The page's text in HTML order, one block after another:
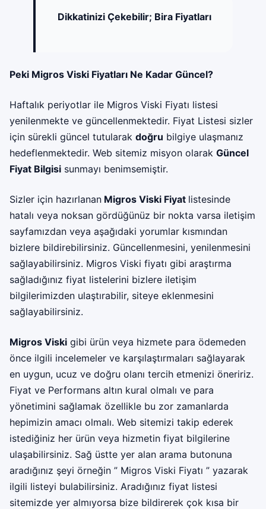
Dikkatinizi Çekebilir; Bira Fiyatları
Peki Migros Viski Fiyatları Ne Kadar Güncel?
Haftalık periyotlar ile Migros Viski Fiyatı listesi
yenilenmekte ve güncellenmektedir. Fiyat Listesi sizler
için sürekli güncel tutularak doğru bilgiye ulaşmanız
hedeflenmektedir. Web sitemiz misyon olarak Güncel
Fiyat Bilgisi sunmayı benimsemiştir.
Sizler için hazırlanan Migros Viski Fiyat listesinde
hatalı veya noksan gördüğünüz bir nokta varsa iletişim
sayfamızdan veya aşağıdaki yorumlar kısmından
bizlere bildirebilirsiniz. Güncellenmesini, yenilenmesini
sağlayabilirsiniz. Migros Viski fiyatı gibi araştırma
sağladığınız fiyat listelerini bizlere iletişim
bilgilerimizden ulaştırabilir, siteye eklenmesini
sağlayabilirsiniz.
Migros Viski gibi ürün veya hizmete para ödemeden
önce ilgili incelemeler ve karşılaştırmaları sağlayarak
en uygun, ucuz ve doğru olanı tercih etmenizi öneririz.
Fiyat ve Performans altın kural olmalı ve para
yönetimini sağlamak özellikle bu zor zamanlarda
hepimizin amacı olmalı. Web sitemizi takip ederek
istediğiniz her ürün veya hizmetin fiyat bilgilerine
ulaşabilirsiniz. Sağ üstte yer alan arama butonuna
aradığınız şeyi örneğin ” Migros Viski Fiyatı ” yazarak
ilgili listeyi bulabilirsiniz. Aradığınız fiyat listesi
sitemizde yer almıyorsa bize bildirerek çok kısa bir